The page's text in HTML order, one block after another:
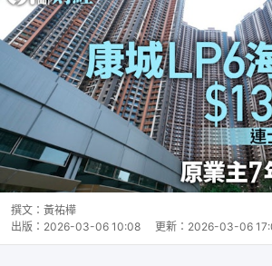
撰文： 黃祐樺
出版： 2026-03-06 10:08 更新： 2026-03-06